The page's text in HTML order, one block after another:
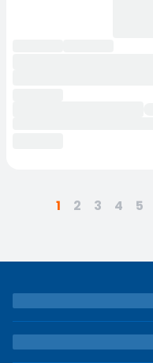
1 2 3 4 5